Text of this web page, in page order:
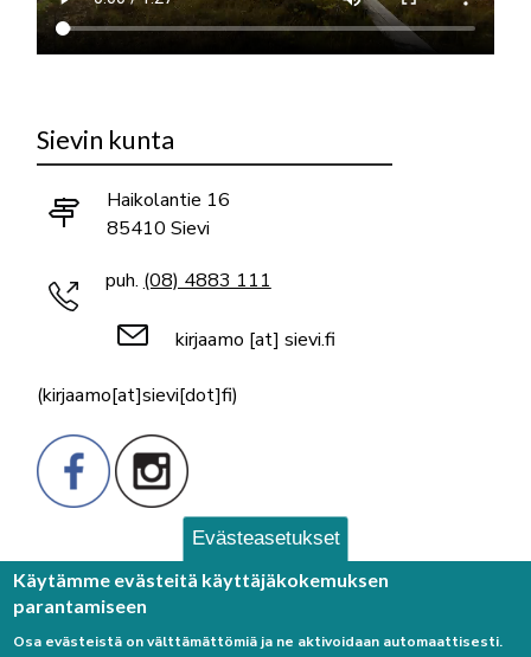
Sievin kunta
Haikolantie 16
85410 Sievi
puh. (08) 4883 111
kirjaamo [at] sievi.fi
(kirjaamo[at]sievi[dot]fi)
Palaute
Evästeasetukset
Käytämme evästeitä käyttäjäkokemuksen
parantamiseen
Osa evästeistä on välttämättömiä ja ne aktivoidaan automaattisesti.